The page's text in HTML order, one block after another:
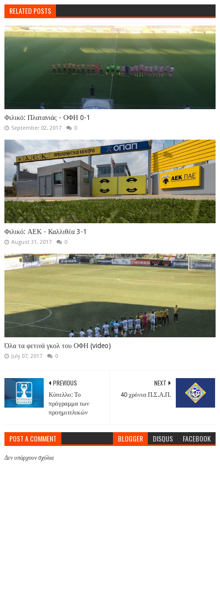
RELATED POSTS
Φιλικό: Πλατανιάς - ΟΦΗ 0-1
September 02, 2017 0
Φιλικό: ΑΕΚ - Καλλιθέα 3-1
August 31, 2017 0
Όλα τα φετινά γκολ του ΟΦΗ (video)
July 07, 2017 0
NEXT
40 χρόνια Π.Σ.Α.Π.
PREVIOUS
Κύπελλο: Το
πρόγραμμα των
προημιτελικών
POST A COMMENT BLOGGER DISQUS FACEBOOK
Δεν υπάρχουν σχόλια